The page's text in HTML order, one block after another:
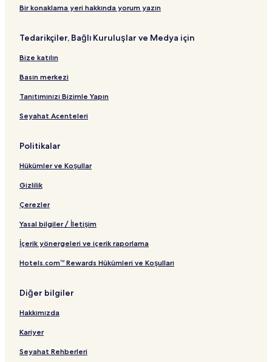
Felgueiras Otelleri
Porto şehrindeki Havuzlu Oteller
Porto şehrindeki Otoparklı Oteller
Porto konumundaki Oda Kahvaltı Otelleri
Porto konumundaki Kiralık Kulübeler
Porto şehrindeki Ekonomik Oteller
Porto Konumundaki 5 Yıldızlı Oteller
Bir konaklama yeri hakkında yorum yazın
Tedarikçiler, Bağlı Kuruluşlar ve Medya için
Bize katılın
Basın merkezi
Tanıtımınızı Bizimle Yapın
Seyahat Acenteleri
Politikalar
Hükümler ve Koşullar
Gizlilik
Çerezler
Yasal bilgiler / İletişim
İçerik yönergeleri ve içerik raporlama
Hotels.com™ Rewards Hükümleri ve Koşulları
Diğer bilgiler
Hakkımızda
Kariyer
Seyahat Rehberleri